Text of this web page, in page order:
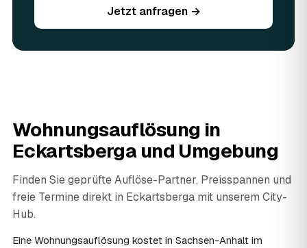
werden vor Ort begutachtet und auf den Preis
angerechnet — das senkt Ihre Kosten. Brauchbares wird
absetzbar?
In vielen Fällen ja: Als haushaltsnahe Dienstleistung
lassen sich Arbeits- und Fahrtkosten anteilig von der
Steuer absetzen, bei einer Auflösung im Erbfall unter
Umständen als Nachlassverbindlichkeit. Sie erhalten eine
ordentliche Rechnung mit ausgewiesenem Lohnanteil; die
genaue Anrechnung klären Sie mit Ihrem Steuerberater.
09
Muss ich bei der Wohnungsauflösung anwesend
Jetzt anfragen →
Wohnungsauflösung in
Eckartsberga und Umgebung
Finden Sie geprüfte Auflöse-Partner, Preisspannen und
freie Termine direkt in Eckartsberga mit unserem City-
Hub.
Eine Wohnungsauflösung kostet in Sachsen-Anhalt im